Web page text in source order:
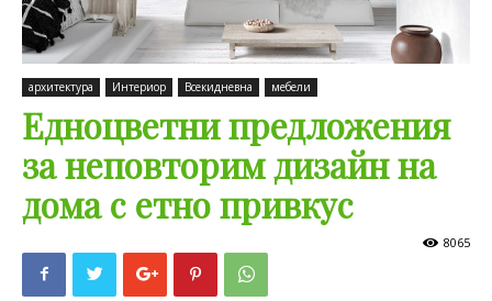
архитектура Интериор Всекидневна мебели
Едноцветни предложения
за неповторим дизайн на
дома с етно привкус
8065